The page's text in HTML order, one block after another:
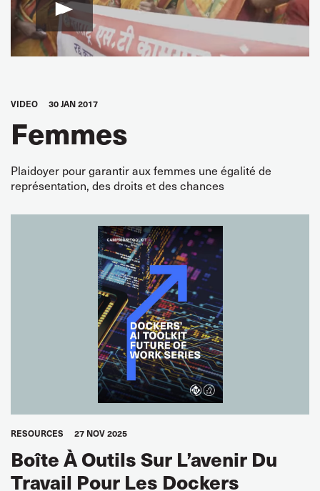
VIDEO 30 JAN 2017
Femmes
Plaidoyer pour garantir aux femmes une égalité de
représentation, des droits et des chances
RESOURCES 27 NOV 2025
Boîte À Outils Sur L’avenir Du
Travail Pour Les Dockers